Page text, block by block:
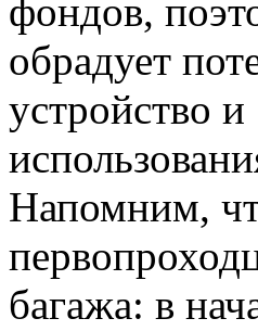
фондов,
обрадует
устройство
Напомним,
багажа: в